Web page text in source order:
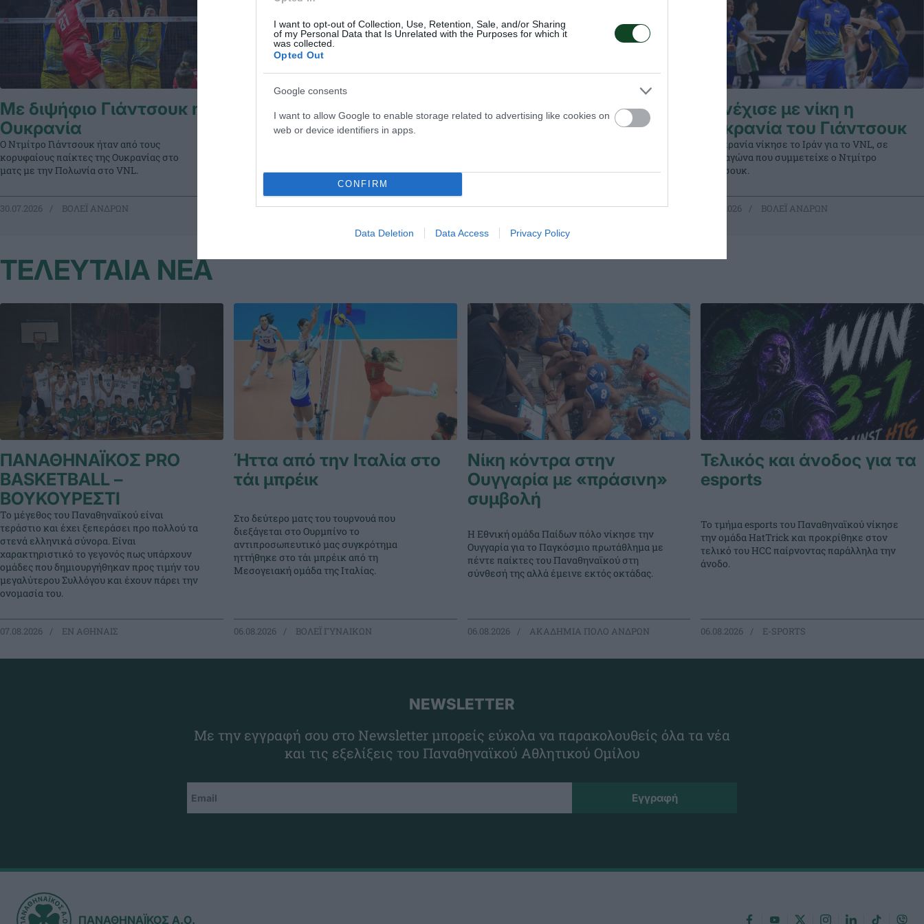
I want to opt-out of Collection, Use, Retention, Sale, and/or Sharing
of my Personal Data that Is Unrelated with the Purposes for which it
was collected.
Opted Out
Google consents
I want to allow Google to enable storage related to advertising like cookies on
web or device identifiers in apps.
CONFIRM
Data Deletion Data Access Privacy Policy
Με διψήφιο Γιάντσουκ η
Ουκρανία
Ο Ντμίτρο Γιάντσουκ ήταν από τους
κορυφαίους παίκτες της Ουκρανίας στο
ματς με την Πολωνία στο VNL.
30.07.2026 ΒΟΛΕΪ ΑΝΔΡΩΝ
Με εξαιρετικό Γιάντσουκ η
Ουκρανία
βοήθησε σημαντικά.
19.07.2026 ΒΟΛΕΪ ΑΝΔΡΩΝ
Με διψήφιο Γιάντσουκ η
Ουκρανία
Γιάντσουκ είχε 10 πόντους.
17.07.2026 ΒΟΛΕΪ ΑΝΔΡΩΝ
Συνέχισε με νίκη η
Ουκρανία του Γιάντσουκ
Η Ουκρανία νίκησε το Ιράν για το VNL, σε
έναν αγώνα που συμμετείχε ο Ντμίτρο
Γιάντσουκ.
15.07.2026 ΒΟΛΕΪ ΑΝΔΡΩΝ
ΤΕΛΕΥΤΑΙΑ ΝΕΑ
ΠΑΝΑΘΗΝΑΪΚΟΣ PRO
BASKETBALL –
ΒΟΥΚΟΥΡΕΣΤΙ
Το μέγεθος του Παναθηναϊκού είναι
τεράστιο και έχει ξεπεράσει προ πολλού τα
στενά ελληνικά σύνορα. Είναι
χαρακτηριστικό το γεγονός πως υπάρχουν
ομάδες που δημιουργήθηκαν προς τιμήν του
μεγαλύτερου Συλλόγου και έχουν πάρει την
ονομασία του.
07.08.2026 EΝ ΑΘΗΝΑΙΣ
Ήττα από την Ιταλία στο
τάι μπρέικ
Στο δεύτερο ματς του τουρνουά που
διεξάγεται στο Ουρμπίνο το
αντιπροσωπευτικό μας συγκρότημα
ηττήθηκε στο τάι μπρέικ από τη
Μεσογειακή ομάδα της Ιταλίας.
06.08.2026 ΒΟΛΕΪ ΓΥΝΑΙΚΩΝ
Νίκη κόντρα στην
Ουγγαρία με «πράσινη»
συμβολή
Η Εθνική ομάδα Παίδων πόλο νίκησε την
Ουγγαρία για το Παγκόσμιο πρωτάθλημα με
πέντε παίκτες του Παναθηναϊκού στη
σύνθεσή της αλλά έμεινε εκτός οκτάδας.
06.08.2026 ΑΚΑΔΗΜΙΑ ΠΟΛΟ ΑΝΔΡΩΝ
Τελικός και άνοδος για τα
esports
Το τμήμα esports του Παναθηναϊκού νίκησε
την ομάδα HatTrick και προκρίθηκε στον
τελικό του HCC παίρνοντας παράλληλα την
άνοδο.
06.08.2026 E-SPORTS
NEWSLETTER
Με την εγγραφή σου στο Newsletter μπορείς εύκολα να παρακολουθείς όλα τα νέα
και τις εξελίξεις του Παναθηναϊκού Αθλητικού Ομίλου
ΠΑΝΑΘΗΝΑΪΚΟΣ Α.Ο.